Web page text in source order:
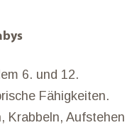
6. und 12.
Fähigkeiten.
Krabbeln, Aufstehen